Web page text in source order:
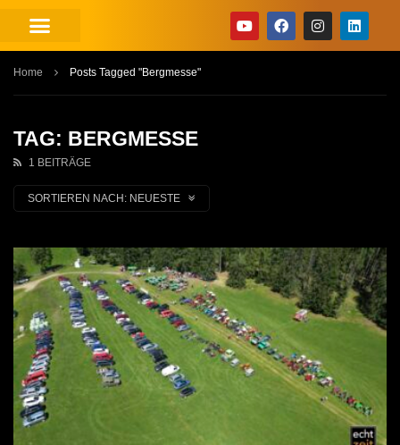
Home Posts Tagged "Bergmesse"
TAG: BERGMESSE
1 BEITRÄGE
SORTIEREN NACH: NEUESTE